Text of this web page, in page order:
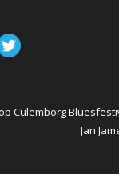
Culemborg
Jan